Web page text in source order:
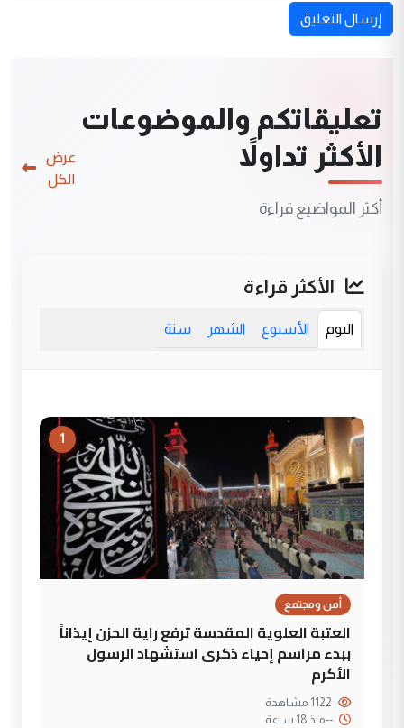
إرسال التعليق
تعليقاتكم والموضوعات
الأكثر تداولاً
أكثر المواضيع قراءة
عرض
الكل
الأكثر قراءة
اليوم الأسبوع الشهر سنة
1
أمن ومجتمع
العتبة العلوية المقدسة ترفع راية الحزن إيذاناً
ببدء مراسم إحياء ذكرى استشهاد الرسول
الأكرم
--منذ 18 ساعة